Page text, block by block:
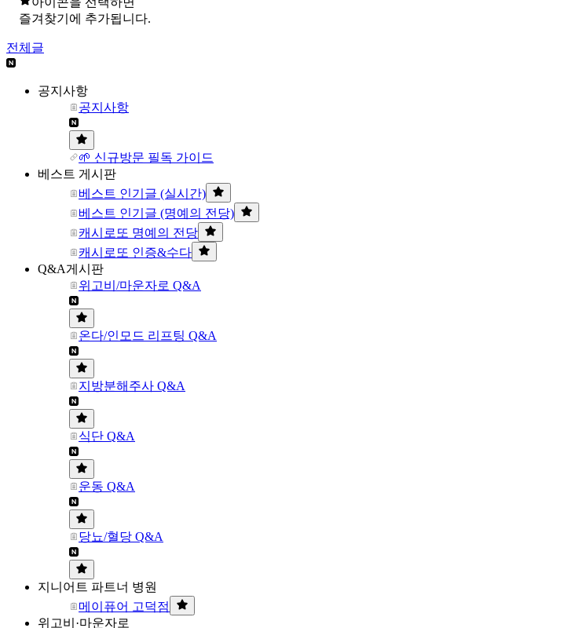
즐겨찾기에 추가됩니다.
전체글
공지사항
공지사항
🌱 신규방문 필독 가이드
베스트 게시판
베스트 인기글 (실시간)
베스트 인기글 (명예의 전당)
캐시로또 명예의 전당
캐시로또 인증&수다
Q&A게시판
위고비/마운자로 Q&A
온다/인모드 리프팅 Q&A
지방분해주사 Q&A
식단 Q&A
운동 Q&A
당뇨/혈당 Q&A
지니어트 파트너 병원
메이퓨어 고덕점
위고비·마운자로